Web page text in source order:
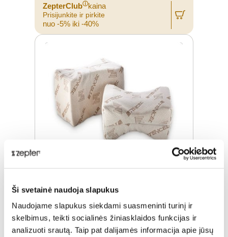
Ši svetainė naudoja slapukus
Naudojame slapukus siekdami suasmeninti turinį ir
skelbimus, teikti socialinės žiniasklaidos funkcijas ir
analizuoti srautą. Taip pat dalijamės informacija apie jūsų
ZepterClubⓘkaina
Prisijunkite ir pirkite
nuo -5% iki -40%
DAUGIAFUNKCINĖ PAGALVĖ,
QUANOMED POSTURA
Įprasta kaina € 86,00